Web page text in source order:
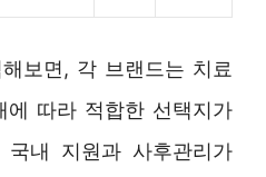
보면, 각 브랜드는 치료
에 따라 적합한 선택지가
국내 지원과 사후관리가